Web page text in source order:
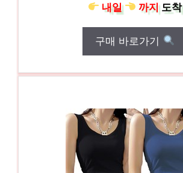
내일
까지도착
구매 바로가기